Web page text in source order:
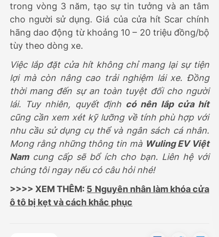
trong vòng 3 năm, tạo sự tin tưởng và an tâm
cho người sử dụng. Giá của cửa hít Scar chính
hãng dao động từ khoảng 10 – 20 triệu đồng/bộ
tùy theo dòng xe.
Việc lắp đặt cửa hít không chỉ mang lại sự tiện
lợi mà còn nâng cao trải nghiệm lái xe. Đồng
thời mang đến sự an toàn tuyệt đối cho người
lái. Tuy nhiên, quyết định có nên lắp cửa hít
cũng cần xem xét kỹ lưỡng về tính phù hợp với
nhu cầu sử dụng cụ thể và ngân sách cá nhân.
Mong rằng những thông tin mà Wuling EV Việt
Namcung cấp sẽ bổ ích cho bạn. Liên hệ với
chúng tôi ngay nếu có câu hỏi nhé!
>>>> XEM THÊM: 5 Nguyên nhân làm khóa cửa
ô tô bị kẹt và cách khắc phục